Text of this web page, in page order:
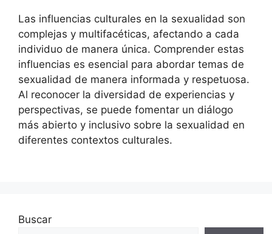
Las influencias culturales en la sexualidad son
complejas y multifacéticas, afectando a cada
individuo de manera única. Comprender estas
influencias es esencial para abordar temas de
sexualidad de manera informada y respetuosa.
Al reconocer la diversidad de experiencias y
perspectivas, se puede fomentar un diálogo
más abierto y inclusivo sobre la sexualidad en
diferentes contextos culturales.
Buscar